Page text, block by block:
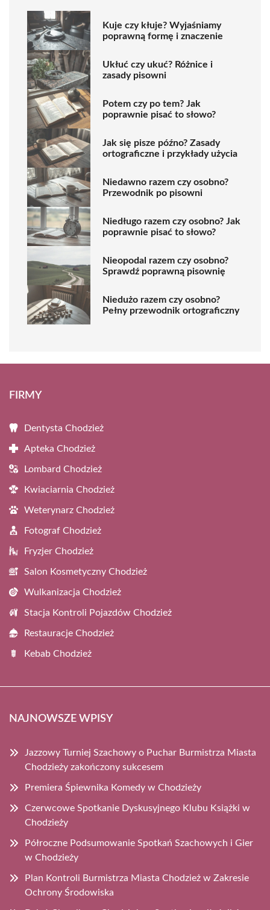
Kuje czy kłuje? Wyjaśniamy
poprawną formę i znaczenie
Ukłuć czy ukuć? Różnice i
zasady pisowni
Potem czy po tem? Jak
poprawnie pisać to słowo?
Jak się pisze późno? Zasady
ortograficzne i przykłady użycia
Niedawno razem czy osobno?
Przewodnik po pisowni
Niedługo razem czy osobno? Jak
poprawnie pisać to słowo?
Nieopodal razem czy osobno?
Sprawdź poprawną pisownię
Niedużo razem czy osobno?
Pełny przewodnik ortograficzny
FIRMY
Dentysta Chodzież
Apteka Chodzież
Lombard Chodzież
Kwiaciarnia Chodzież
Weterynarz Chodzież
Fotograf Chodzież
Fryzjer Chodzież
Salon Kosmetyczny Chodzież
Wulkanizacja Chodzież
Stacja Kontroli Pojazdów Chodzież
Restauracje Chodzież
Kebab Chodzież
NAJNOWSZE WPISY
Jazzowy Turniej Szachowy o Puchar Burmistrza Miasta
Chodzieży zakończony sukcesem
Premiera Śpiewnika Komedy w Chodzieży
Czerwcowe Spotkanie Dyskusyjnego Klubu Książki w
Chodzieży
Półroczne Podsumowanie Spotkań Szachowych i Gier
w Chodzieży
Plan Kontroli Burmistrza Miasta Chodzież w Zakresie
Ochrony Środowiska